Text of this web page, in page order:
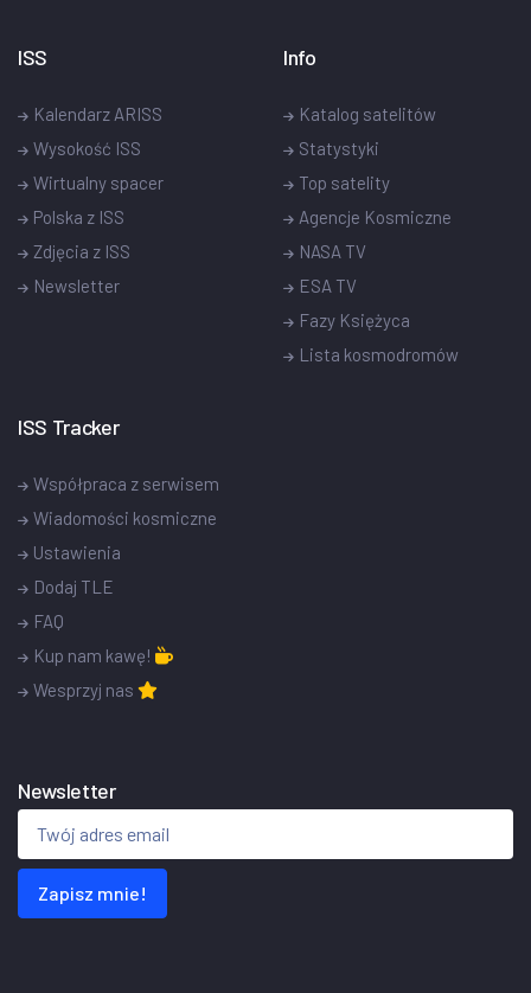
ISS
Kalendarz ARISS
Wysokość ISS
Wirtualny spacer
Polska z ISS
Zdjęcia z ISS
Newsletter
Info
Katalog satelitów
Statystyki
Top satelity
Agencje Kosmiczne
NASA TV
ESA TV
Fazy Księżyca
Lista kosmodromów
ISS Tracker
Współpraca z serwisem
Wiadomości kosmiczne
Ustawienia
Dodaj TLE
FAQ
Kup nam kawę!
Wesprzyj nas
Newsletter
Zapisz mnie!